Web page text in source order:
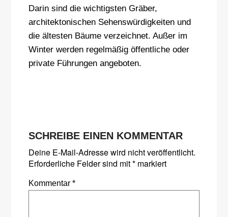
Darin sind die wichtigsten Gräber,
architektonischen Sehenswürdigkeiten und
die ältesten Bäume verzeichnet. Außer im
Winter werden regelmäßig öffentliche oder
private Führungen angeboten.
SCHREIBE EINEN KOMMENTAR
Deine E-Mail-Adresse wird nicht veröffentlicht.
Erforderliche Felder sind mit*markiert
Kommentar *